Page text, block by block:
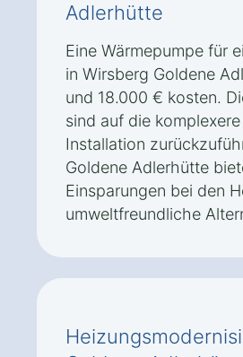
Adlerhütte
Eine Wärmepumpe für
in Wirsberg Goldene
und 18.000 € kosten.
sind auf die
Installation
Goldene Adlerhütte
Einsparungen bei den
umweltfreundliche